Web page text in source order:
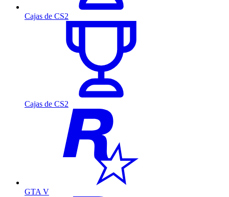
Cajas de CS2
Cajas de CS2
GTA V